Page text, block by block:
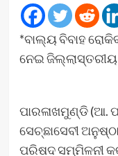
*ବାଲ୍ୟ ବିବାହ
ନେଇ
ପାରଳାଖମୁଣ୍ଡି (ଆ.
ସେଚ୍ଛାସେବୀ
ପରିଷଦ ସମ୍ମିଳନୀ